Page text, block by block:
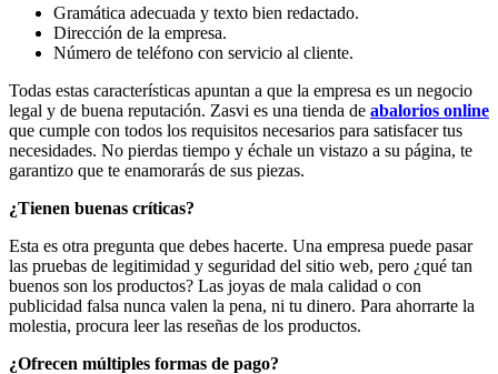
Gramática adecuada y texto bien redactado.
Dirección de la empresa.
Número de teléfono con servicio al cliente.
Todas estas características apuntan a que la empresa es un negocio
legal y de buena reputación. Zasvi es una tienda de abalorios online
que cumple con todos los requisitos necesarios para satisfacer tus
necesidades. No pierdas tiempo y échale un vistazo a su página, te
garantizo que te enamorarás de sus piezas.
¿Tienen buenas críticas?
Esta es otra pregunta que debes hacerte. Una empresa puede pasar
las pruebas de legitimidad y seguridad del sitio web, pero ¿qué tan
buenos son los productos? Las joyas de mala calidad o con
publicidad falsa nunca valen la pena, ni tu dinero. Para ahorrarte la
molestia, procura leer las reseñas de los productos.
¿Ofrecen múltiples formas de pago?